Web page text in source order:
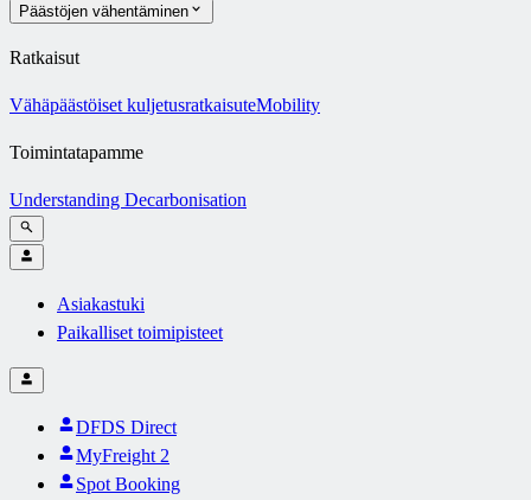
Päästöjen vähentäminen
Ratkaisut
Vähäpäästöiset kuljetusratkaisuteMobility
Toimintatapamme
Understanding Decarbonisation
Asiakastuki
Paikalliset toimipisteet
DFDS Direct
MyFreight 2
Spot Booking